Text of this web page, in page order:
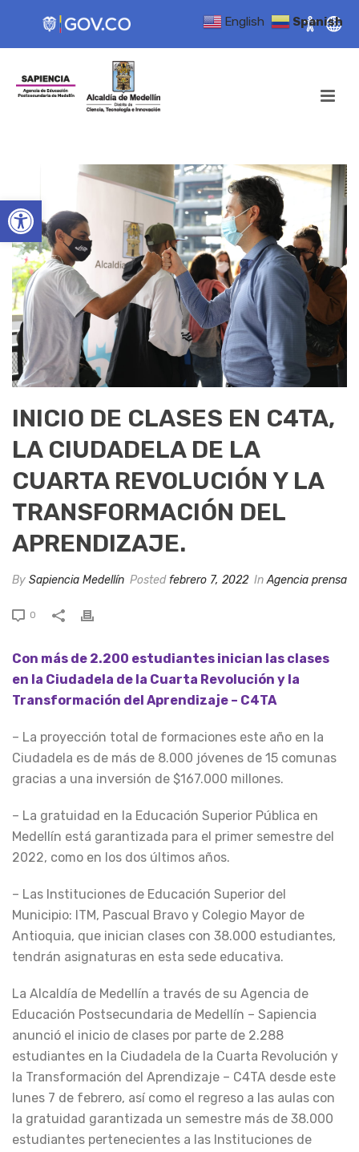
Open toolbar
INICIO DE CLASES EN C4TA,
LA CIUDADELA DE LA
CUARTA REVOLUCIÓN Y LA
TRANSFORMACIÓN DEL
APRENDIZAJE.
By Sapiencia Medellín Posted febrero 7, 2022 InAgencia prensa
0
Con más de 2.200 estudiantes inician las clases
en la Ciudadela de la Cuarta Revolución y la
Transformación del Aprendizaje – C4TA
– La proyección total de formaciones este año en la
Ciudadela es de más de 8.000 jóvenes de 15 comunas
gracias a una inversión de $167.000 millones.
– La gratuidad en la Educación Superior Pública en
Medellín está garantizada para el primer semestre del
2022, como en los dos últimos años.
– Las Instituciones de Educación Superior del
Municipio: ITM, Pascual Bravo y Colegio Mayor de
Antioquia, que inician clases con 38.000 estudiantes,
tendrán asignaturas en esta sede educativa.
La Alcaldía de Medellín a través de su Agencia de
Educación Postsecundaria de Medellín – Sapiencia
anunció el inicio de clases por parte de 2.288
estudiantes en la Ciudadela de la Cuarta Revolución y
la Transformación del Aprendizaje – C4TA desde este
lunes 7 de febrero, así como el regreso a las aulas con
la gratuidad garantizada un semestre más de 38.000
estudiantes pertenecientes a las Instituciones de
English Spanish